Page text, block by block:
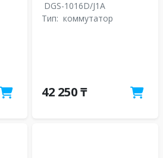
DGS-1016D/J1A
Тип: коммутатор
42 250 ₸